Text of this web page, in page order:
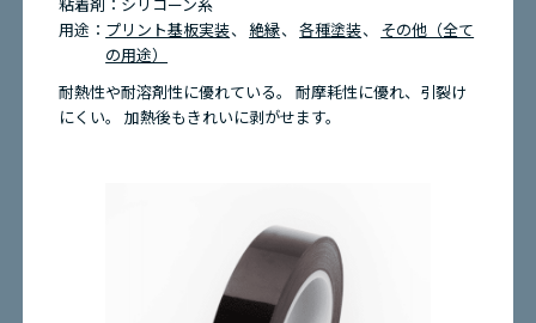
用途： プリント基板実装 絶縁 各種塗装
その他（全て
の用途）
耐熱性や耐溶剤性に優れている。 耐摩耗性に優れ、引裂け
にくい。 加熱後もきれいに剥がせます。